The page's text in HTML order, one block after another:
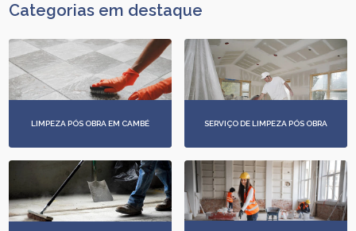
Categorias em destaque
LIMPEZA PÓS OBRA EM CAMBÉ SERVIÇO DE LIMPEZA PÓS OBRA